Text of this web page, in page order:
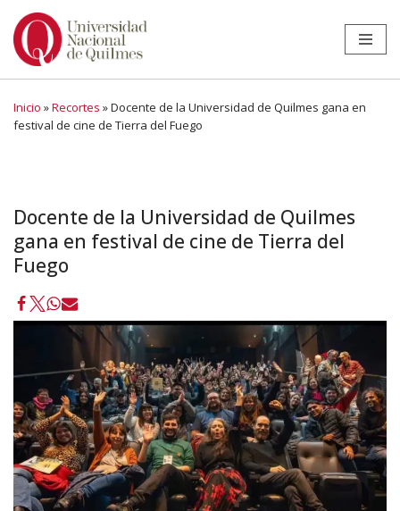
Ir
Inicio »Recortes »Docente de la Universidad de Quilmes gana en
festival de cine de Tierra del Fuego
Docente de la Universidad de Quilmes
gana en festival de cine de Tierra del
Fuego